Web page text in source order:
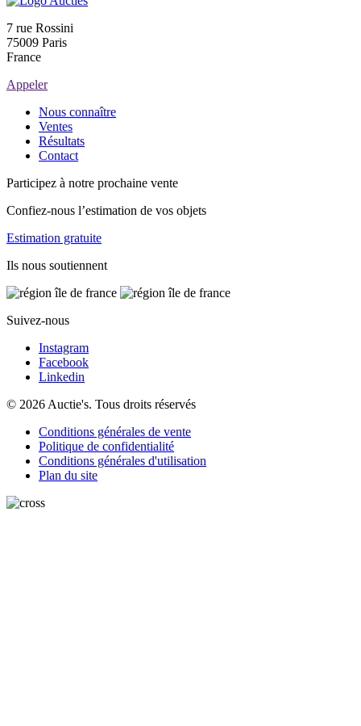
7 rue Rossini
75009 Paris
France
Appeler
Nous connaître
Ventes
Résultats
Contact
Participez à notre prochaine vente
Confiez-nous l’estimation de vos objets
Estimation gratuite
Ils nous soutiennent
Suivez-nous
Instagram
Facebook
Linkedin
© 2026 Auctie's. Tous droits réservés
Conditions générales de vente
Politique de confidentialité
Conditions générales d'utilisation
Plan du site